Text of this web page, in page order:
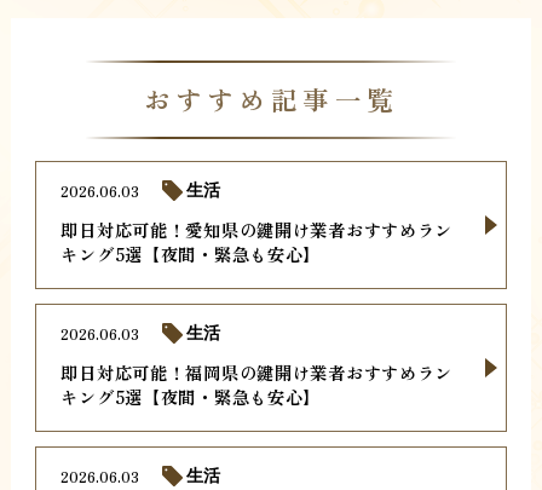
おすすめ記事一覧
即日対応可能！愛知県の鍵開け業者おすすめラン
キング5選【夜間・緊急も安心】
2026.06.03 生活
即日対応可能！福岡県の鍵開け業者おすすめラン
キング5選【夜間・緊急も安心】
2026.06.03 生活
2026.06.03 生活